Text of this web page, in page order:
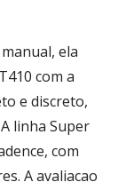
ela
com a
e discreto,
linha Super
com
A avaliacao